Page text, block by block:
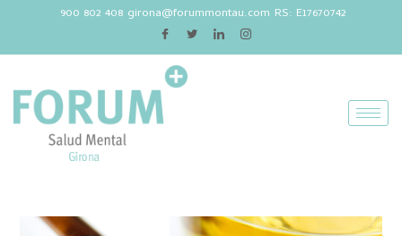
900 802 408 girona@forummontau.com RS: E17670742